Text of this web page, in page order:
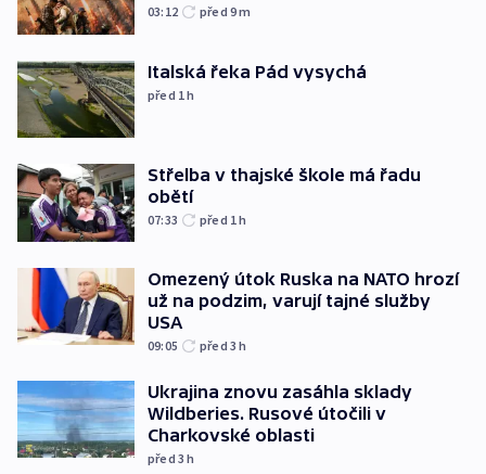
03:12 před 9m
Italská řeka Pád vysychá
před 1h
Střelba v thajské škole má řadu
obětí
07:33 před 1h
Omezený útok Ruska na NATO hrozí
už na podzim, varují tajné služby
USA
09:05 před 3h
Ukrajina znovu zasáhla sklady
Wildberies. Rusové útočili v
Charkovské oblasti
před 3h